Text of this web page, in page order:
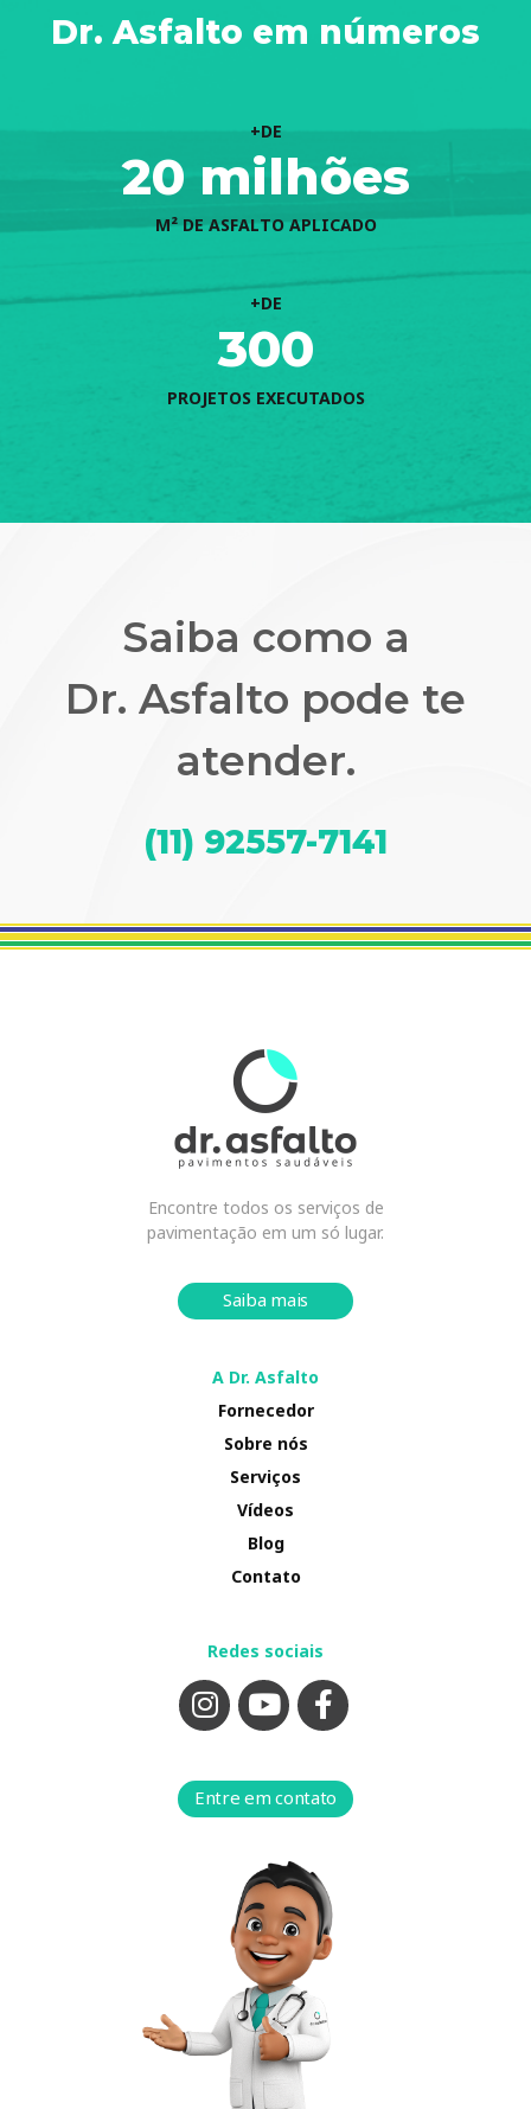
Dr. Asfalto em números
+DE
20 milhões
M² DE ASFALTO APLICADO
+DE
300
PROJETOS EXECUTADOS
Saiba como a
Dr. Asfalto pode te
atender.
(11) 92557-7141
Encontre todos os serviços de
pavimentação em um só lugar.
Saiba mais
A Dr. Asfalto
Fornecedor
Sobre nós
Serviços
Vídeos
Blog
Contato
Redes sociais
Entre em contato